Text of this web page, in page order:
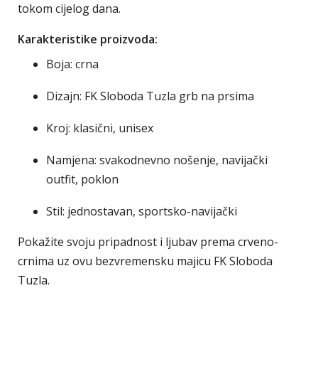
tokom cijelog dana.
Karakteristike proizvoda:
Boja: crna
Dizajn: FK Sloboda Tuzla grb na prsima
Kroj: klasični, unisex
Namjena: svakodnevno nošenje, navijački
outfit, poklon
Stil: jednostavan, sportsko-navijački
Pokažite svoju pripadnost i ljubav prema crveno-
crnima uz ovu bezvremensku majicu FK Sloboda
Tuzla.